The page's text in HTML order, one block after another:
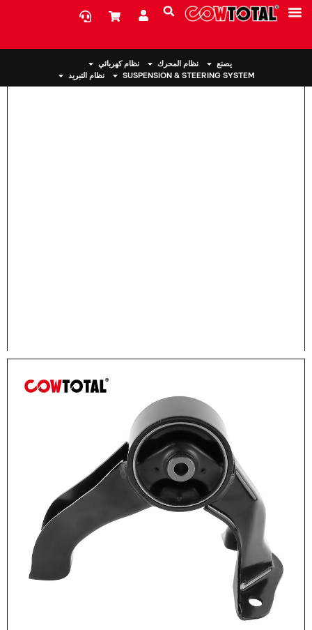
يصنع نظام المحرك
نظام كهربائي
SUSPENSION & STEERING SYSTEM
نظام التبريد
> حامل المحرك MN101387 لميتسوبيشي